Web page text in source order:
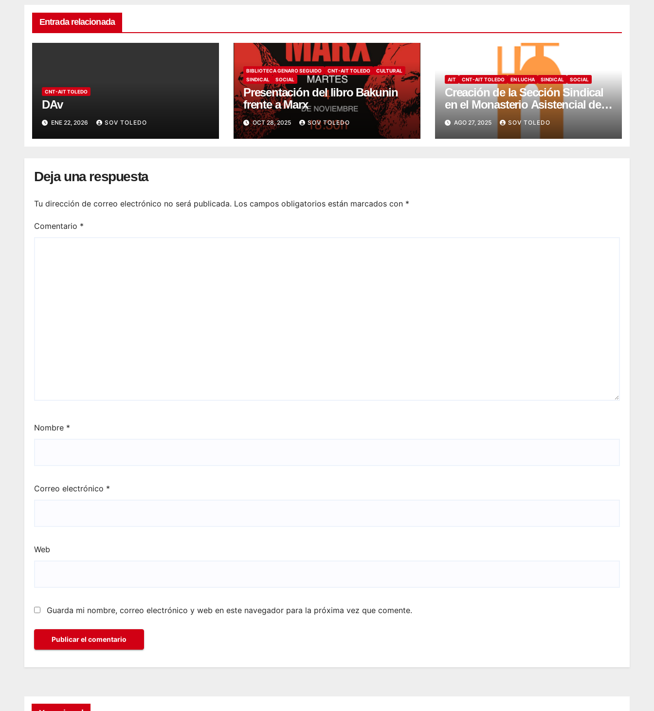
Entrada relacionada
CNT-AIT TOLEDO
DAv
ENE 22, 2026 SOV TOLEDO
BIBLIOTECA GENARO SEGUIDO CNT-AIT TOLEDO
CULTURAL
SINDICAL
SOCIAL
Presentación del libro Bakunin
frente a Marx
OCT 28, 2025 SOV TOLEDO
AIT CNT-AIT TOLEDO EN LUCHA SINDICAL SOCIAL
Creación de la Sección Sindical
en el Monasterio Asistencial de
Montesión – Fundación Summa
Humanitate
AGO 27, 2025 SOV TOLEDO
Deja una respuesta
Tu dirección de correo electrónico no será publicada. Los campos obligatorios están marcados con *
Comentario *
Nombre *
Correo electrónico *
Web
Guarda mi nombre, correo electrónico y web en este navegador para la próxima vez que comente.